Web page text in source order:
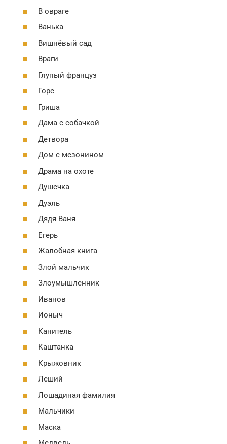
В овраге
Ванька
Вишнёвый сад
Враги
Глупый француз
Горе
Гриша
Дама с собачкой
Детвора
Дом с мезонином
Драма на охоте
Душечка
Дуэль
Дядя Ваня
Егерь
Жалобная книга
Злой мальчик
Злоумышленник
Иванов
Ионыч
Канитель
Каштанка
Крыжовник
Леший
Лошадиная фамилия
Мальчики
Маска